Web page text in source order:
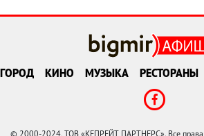
ГОРОД КИНО МУЗЫКА РЕСТОРАНЫ
© 2000-2024, ТОВ «КЕПРЕЙТ ПАРТНЕРС». Все права